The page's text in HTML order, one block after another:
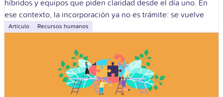
híbridos y equipos que piden claridad desde el día uno. En
ese contexto, la incorporación ya no es trámite: se vuelve
Artículo Recursos humanos